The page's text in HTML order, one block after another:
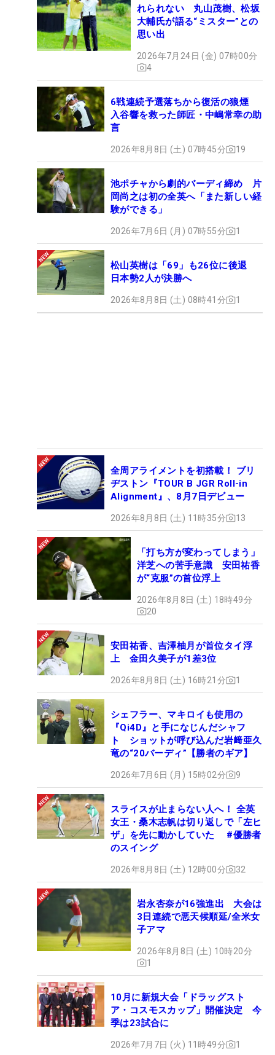
れられない 丸山茂樹、松坂
大輔氏が語る“ミスター”との
思い出
2026年7月24日 (金) 07時00分
4
6戦連続予選落ちから復活の狼煙
入谷響を救った師匠・中嶋常幸の助
言
2026年8月8日 (土) 07時45分 19
池ポチャから劇的バーディ締め 片
岡尚之は初の全英へ「また新しい経
験ができる」
2026年7月6日 (月) 07時55分 1
松山英樹は「69」も26位に後退
日本勢2人が決勝へ
2026年8月8日 (土) 08時41分 1
全周アライメントを初搭載！ ブリ
ヂストン『TOUR B JGR Roll-in
Alignment』、8月7日デビュー
2026年8月8日 (土) 11時35分 13
「打ち方が変わってしまう」
洋芝への苦手意識 安田祐香
が“克服”の首位浮上
2026年8月8日 (土) 18時49分
20
安田祐香、吉澤柚月が首位タイ浮
上 金田久美子が1差3位
2026年8月8日 (土) 16時21分 1
シェフラー、マキロイも使用の
『Qi4D』と手になじんだシャフ
ト ショットが呼び込んだ岩﨑亜久
竜の“20バーディ”【勝者のギア】
2026年7月6日 (月) 15時02分 9
スライスが止まらない人へ！ 全英
女王・桑木志帆は切り返しで「左ヒ
ザ」を先に動かしていた #優勝者
のスイング
2026年8月8日 (土) 12時00分 32
岩永杏奈が16強進出 大会は
3日連続で悪天候順延/全米女
子アマ
2026年8月8日 (土) 10時20分
1
10月に新規大会「ドラッグスト
ア・コスモスカップ」開催決定 今
季は23試合に
2026年7月7日 (火) 11時49分 1